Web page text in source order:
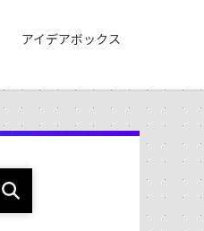
アイデアボックス